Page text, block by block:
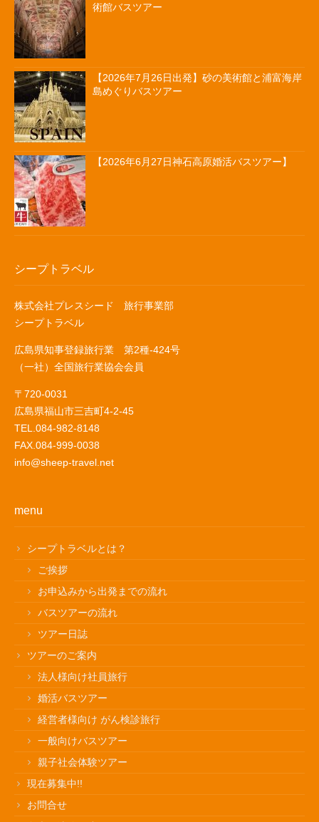
術館バスツアー
【2026年7月26日出発】砂の美術館と浦富海岸
島めぐりバスツアー
【2026年6月27日神石高原婚活バスツアー】
シープトラベル
株式会社プレスシード 旅行事業部
シープトラベル
広島県知事登録旅行業 第2種-424号
（一社）全国旅行業協会会員
〒720-0031
広島県福山市三吉町4-2-45
TEL.084-982-8148
FAX.084-999-0038
info@sheep-travel.net
menu
シープトラベルとは？
ご挨拶
お申込みから出発までの流れ
バスツアーの流れ
ツアー日誌
ツアーのご案内
法人様向け社員旅行
婚活バスツアー
経営者様向け がん検診旅行
一般向けバスツアー
親子社会体験ツアー
現在募集中!!
お問合せ